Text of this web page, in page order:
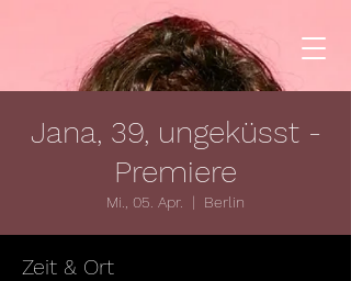
Jana, 39, ungeküsst -
Premiere
Mi., 05. Apr.
  |
Berlin
Zeit & Ort